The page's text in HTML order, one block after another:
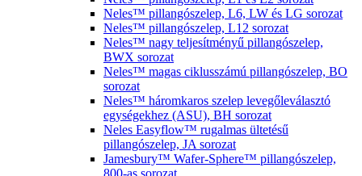
Neles™ pillangószelep, L6, LW és LG sorozat
Neles™ pillangószelep, L12 sorozat
Neles™ nagy teljesítményű pillangószelep,
BWX sorozat
Neles™ magas ciklusszámú pillangószelep, BO
sorozat
Neles™ háromkaros szelep levegőleválasztó
egységekhez (ASU), BH sorozat
Neles Easyflow™ rugalmas ültetésű
pillangószelep, JA sorozat
Jamesbury™ Wafer-Sphere™ pillangószelep,
800-as sorozat